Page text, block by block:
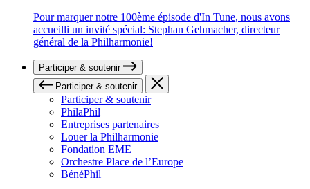
Pour marquer notre 100ème épisode d'In Tune, nous avons
accueilli un invité spécial: Stephan Gehmacher, directeur
général de la Philharmonie!
Participer & soutenir
Participer & soutenir
Participer & soutenir
PhilaPhil
Entreprises partenaires
Louer la Philharmonie
Fondation EME
Orchestre Place de l’Europe
BénéPhil